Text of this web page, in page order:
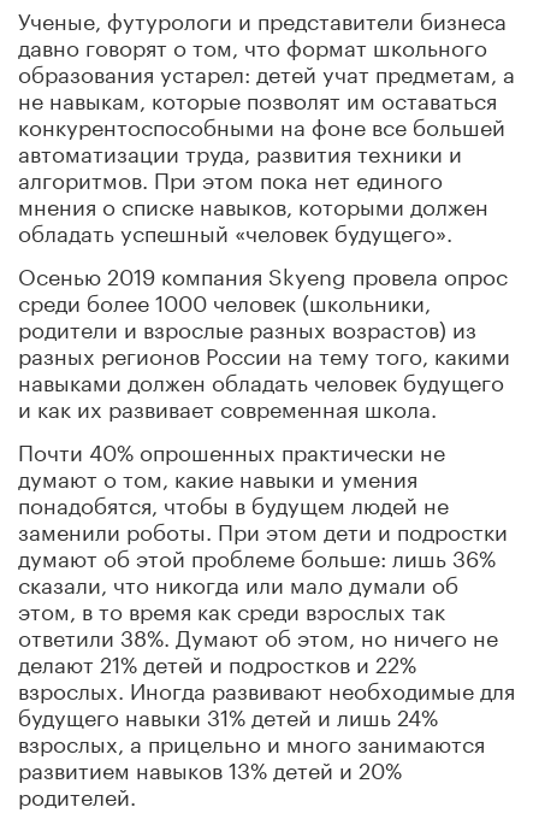
Ученые, футурологи и представители бизнеса
давно говорят о том, что формат школьного
образования устарел: детей учат предметам, а
не навыкам, которые позволят им оставаться
конкурентоспособными на фоне все большей
автоматизации труда, развития техники и
алгоритмов. При этом пока нет единого
мнения о списке навыков, которыми должен
обладать успешный «человек будущего».
Осенью 2019 компания Skyeng провела опрос
среди более 1000 человек (школьники,
родители и взрослые разных возрастов) из
разных регионов России на тему того, какими
навыками должен обладать человек будущего
и как их развивает современная школа.
Почти 40% опрошенных практически не
думают о том, какие навыки и умения
понадобятся, чтобы в будущем людей не
заменили роботы. При этом дети и подростки
думают об этой проблеме больше: лишь 36%
сказали, что никогда или мало думали об
этом, в то время как среди взрослых так
ответили 38%. Думают об этом, но ничего не
делают 21% детей и подростков и 22%
взрослых. Иногда развивают необходимые для
будущего навыки 31% детей и лишь 24%
взрослых, а прицельно и много занимаются
развитием навыков 13% детей и 20%
родителей.